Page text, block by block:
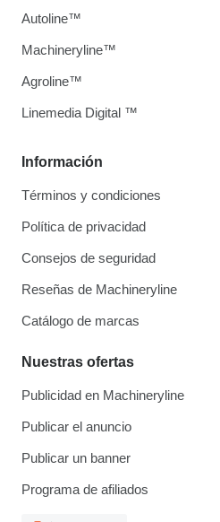
Información
Términos y condiciones
Política de privacidad
Consejos de seguridad
Reseñas de Machineryline
Catálogo de marcas
Nuestras ofertas
Publicidad en Machineryline
Publicar el anuncio
Publicar un banner
Programa de afiliados
Autoline™
Machineryline™
Agroline™
Linemedia Digital ™